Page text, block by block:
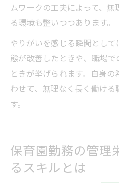
ムワークの工夫によって、
る環境も整いつつあります。
やりがいを感じる瞬間とし
態が改善したときや、職場
ときが挙げられます。自身
わせて、無理なく長く働け
す。
保育園勤務の管理
るスキルとは